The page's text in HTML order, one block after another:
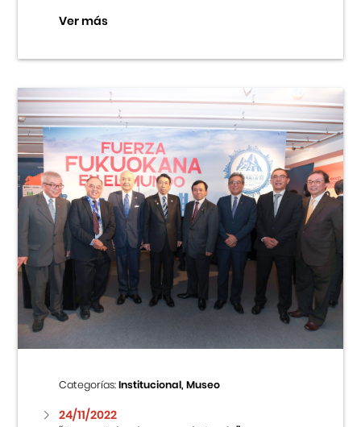
Ver más
Categorías:Institucional, Museo
24/11/2022